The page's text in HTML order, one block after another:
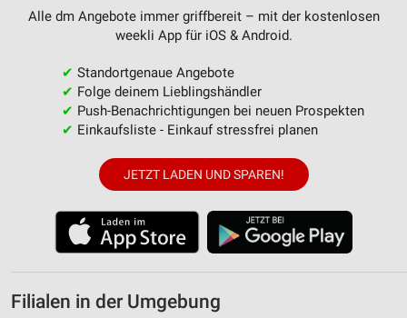
Alle dm Angebote immer griffbereit – mit der kostenlosen
weekli App für iOS & Android.
✔ Standortgenaue Angebote
✔ Folge deinem Lieblingshändler
✔ Push-Benachrichtigungen bei neuen Prospekten
✔ Einkaufsliste - Einkauf stressfrei planen
JETZT LADEN UND SPAREN!
Filialen in der Umgebung